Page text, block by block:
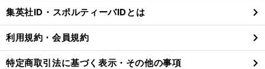
る
集英社ID・スポルティーバIDとは
利用規約・会員規約
特定商取引法に基づく表示・その他の事項